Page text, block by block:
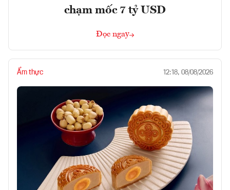
chạm mốc 7 tỷ USD
Đọc ngay
Ẩm thực 12:18, 08/08/2026